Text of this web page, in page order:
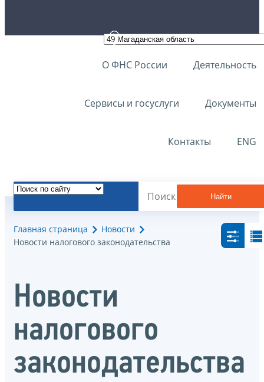
О ФНС России Деятельность
Сервисы и госуслуги Документы
Контакты ENG
Найти
Главная страница
Новости
Новости налогового законодательства
Новости
налогового
законодательства